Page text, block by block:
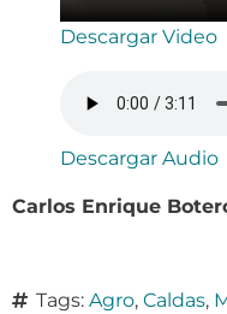
Descargar Video
Descargar Audio
Carlos Enrique
Tags: Agro, Caldas,